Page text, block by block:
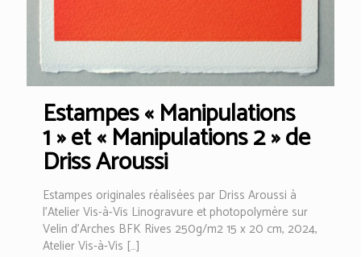
Estampes « Manipulations
1 » et « Manipulations 2 » de
Driss Aroussi
Estampes originales réalisées par Driss Aroussi à
l’Atelier Vis-à-Vis Linogravure et photopolymère sur
Velin d’Arches BFK Rives 250g/m2 15 x 20 cm, 2024,
Atelier Vis-à-Vis […]